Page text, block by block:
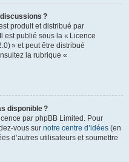
?
produit et distribué par
est publié sous la « Licence
» et peut être distribué
la rubrique «
disponible ?
par phpBB Limited. Pour
vous sur notre centre d’idées (en
d’autres utilisateurs et soumettre